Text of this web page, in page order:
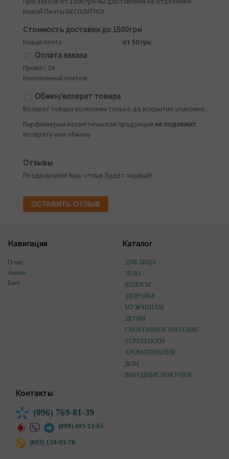
Новой Почты БЕСПЛАТНО!
Стоимость доставки до 1500грн
Новая почта от 50 грн
Оплата заказа
Приват 24
Наложенный платеж
Обмен/возврат товара
Возврат товара возможен только до вскрытия упаковки
Парфюмерно-косметическая продукция не подлежит
возврату или обмену
Отзывы
Поздравляем! Ваш отзыв будет первый!
ОСТАВИТЬ ОТЗЫВ
Навигация
О нас
Акции
Блог
Каталог
ДЛЯ ЛИЦА
ТЕЛО
ВОЛОСЫ
ЗДОРОВЬЕ
МУЖЧИНАМ
ДЕТЯМ
СПОРТИВНОЕ ПИТАНИЕ
SUPERFOODS
АРОМАТЕРАПИЯ
ДОМ
ВЫГОДНЫЕ ПОКУПКИ
Контакты
(096) 769-81-39
(099) 495-13-65
(093) 159-93-78